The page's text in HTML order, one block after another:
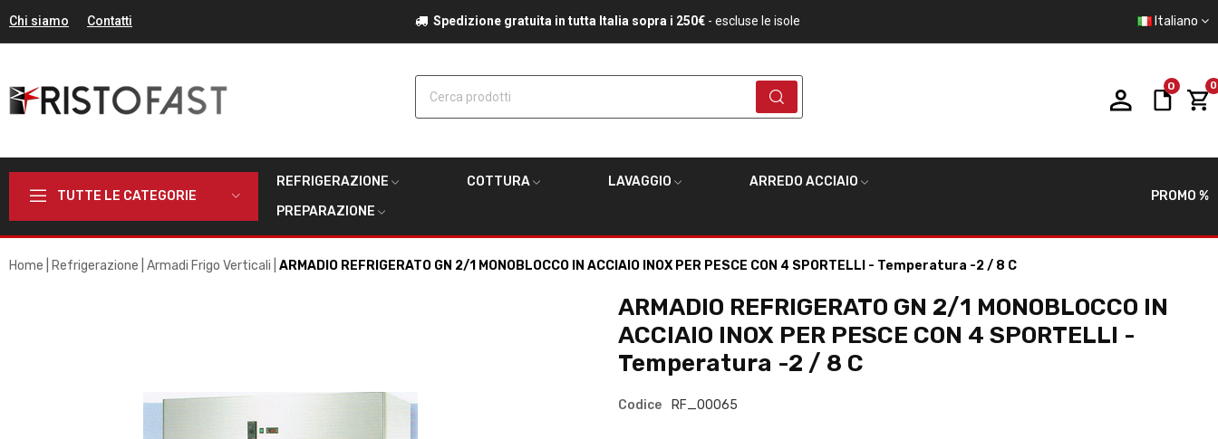
Chi siamo Contatti Spedizione gratuita in tutta Italia sopra i 250€- escluse le isole Italiano
Cerca prodotti
0 0
TUTTE LE CATEGORIE
REFRIGERAZIONE COTTURA LAVAGGIO
ARREDO ACCIAIO
PREPARAZIONE
PROMO %
Home Refrigerazione Armadi Frigo Verticali ARMADIO REFRIGERATO GN 2/1 MONOBLOCCO IN ACCIAIO INOX PER PESCE CON 4 SPORTELLI - Temperatura -2 / 8 C
ARMADIO REFRIGERATO GN 2/1 MONOBLOCCO IN
ACCIAIO INOX PER PESCE CON 4 SPORTELLI -
Temperatura -2 / 8 C
Codice RF_00065